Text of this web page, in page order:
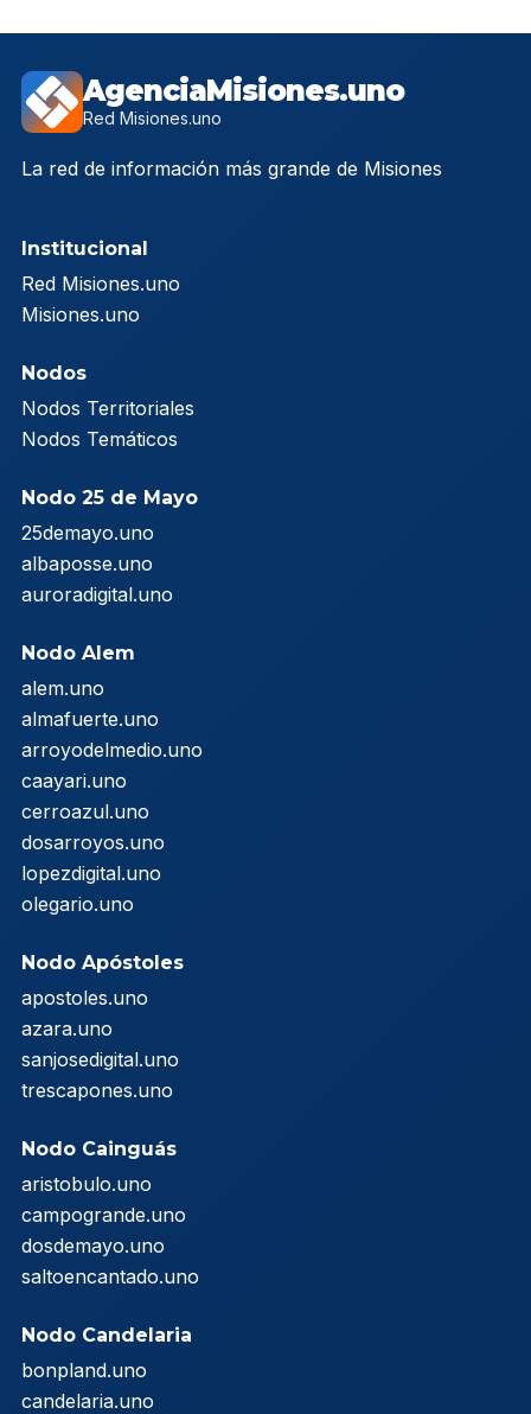
AgenciaMisiones.uno
Red Misiones.uno
La red de información más grande de Misiones
Institucional
Red Misiones.uno
Misiones.uno
Nodos
Nodos Territoriales
Nodos Temáticos
Nodo 25 de Mayo
25demayo.uno
albaposse.uno
auroradigital.uno
Nodo Alem
alem.uno
almafuerte.uno
arroyodelmedio.uno
caayari.uno
cerroazul.uno
dosarroyos.uno
lopezdigital.uno
olegario.uno
Nodo Apóstoles
apostoles.uno
azara.uno
sanjosedigital.uno
trescapones.uno
Nodo Cainguás
aristobulo.uno
campogrande.uno
dosdemayo.uno
saltoencantado.uno
Nodo Candelaria
bonpland.uno
candelaria.uno